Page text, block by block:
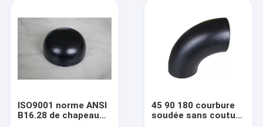
ISO9001 norme ANSI
B16.28 de chapeau
45 90 180 courbure
soudée sans couture